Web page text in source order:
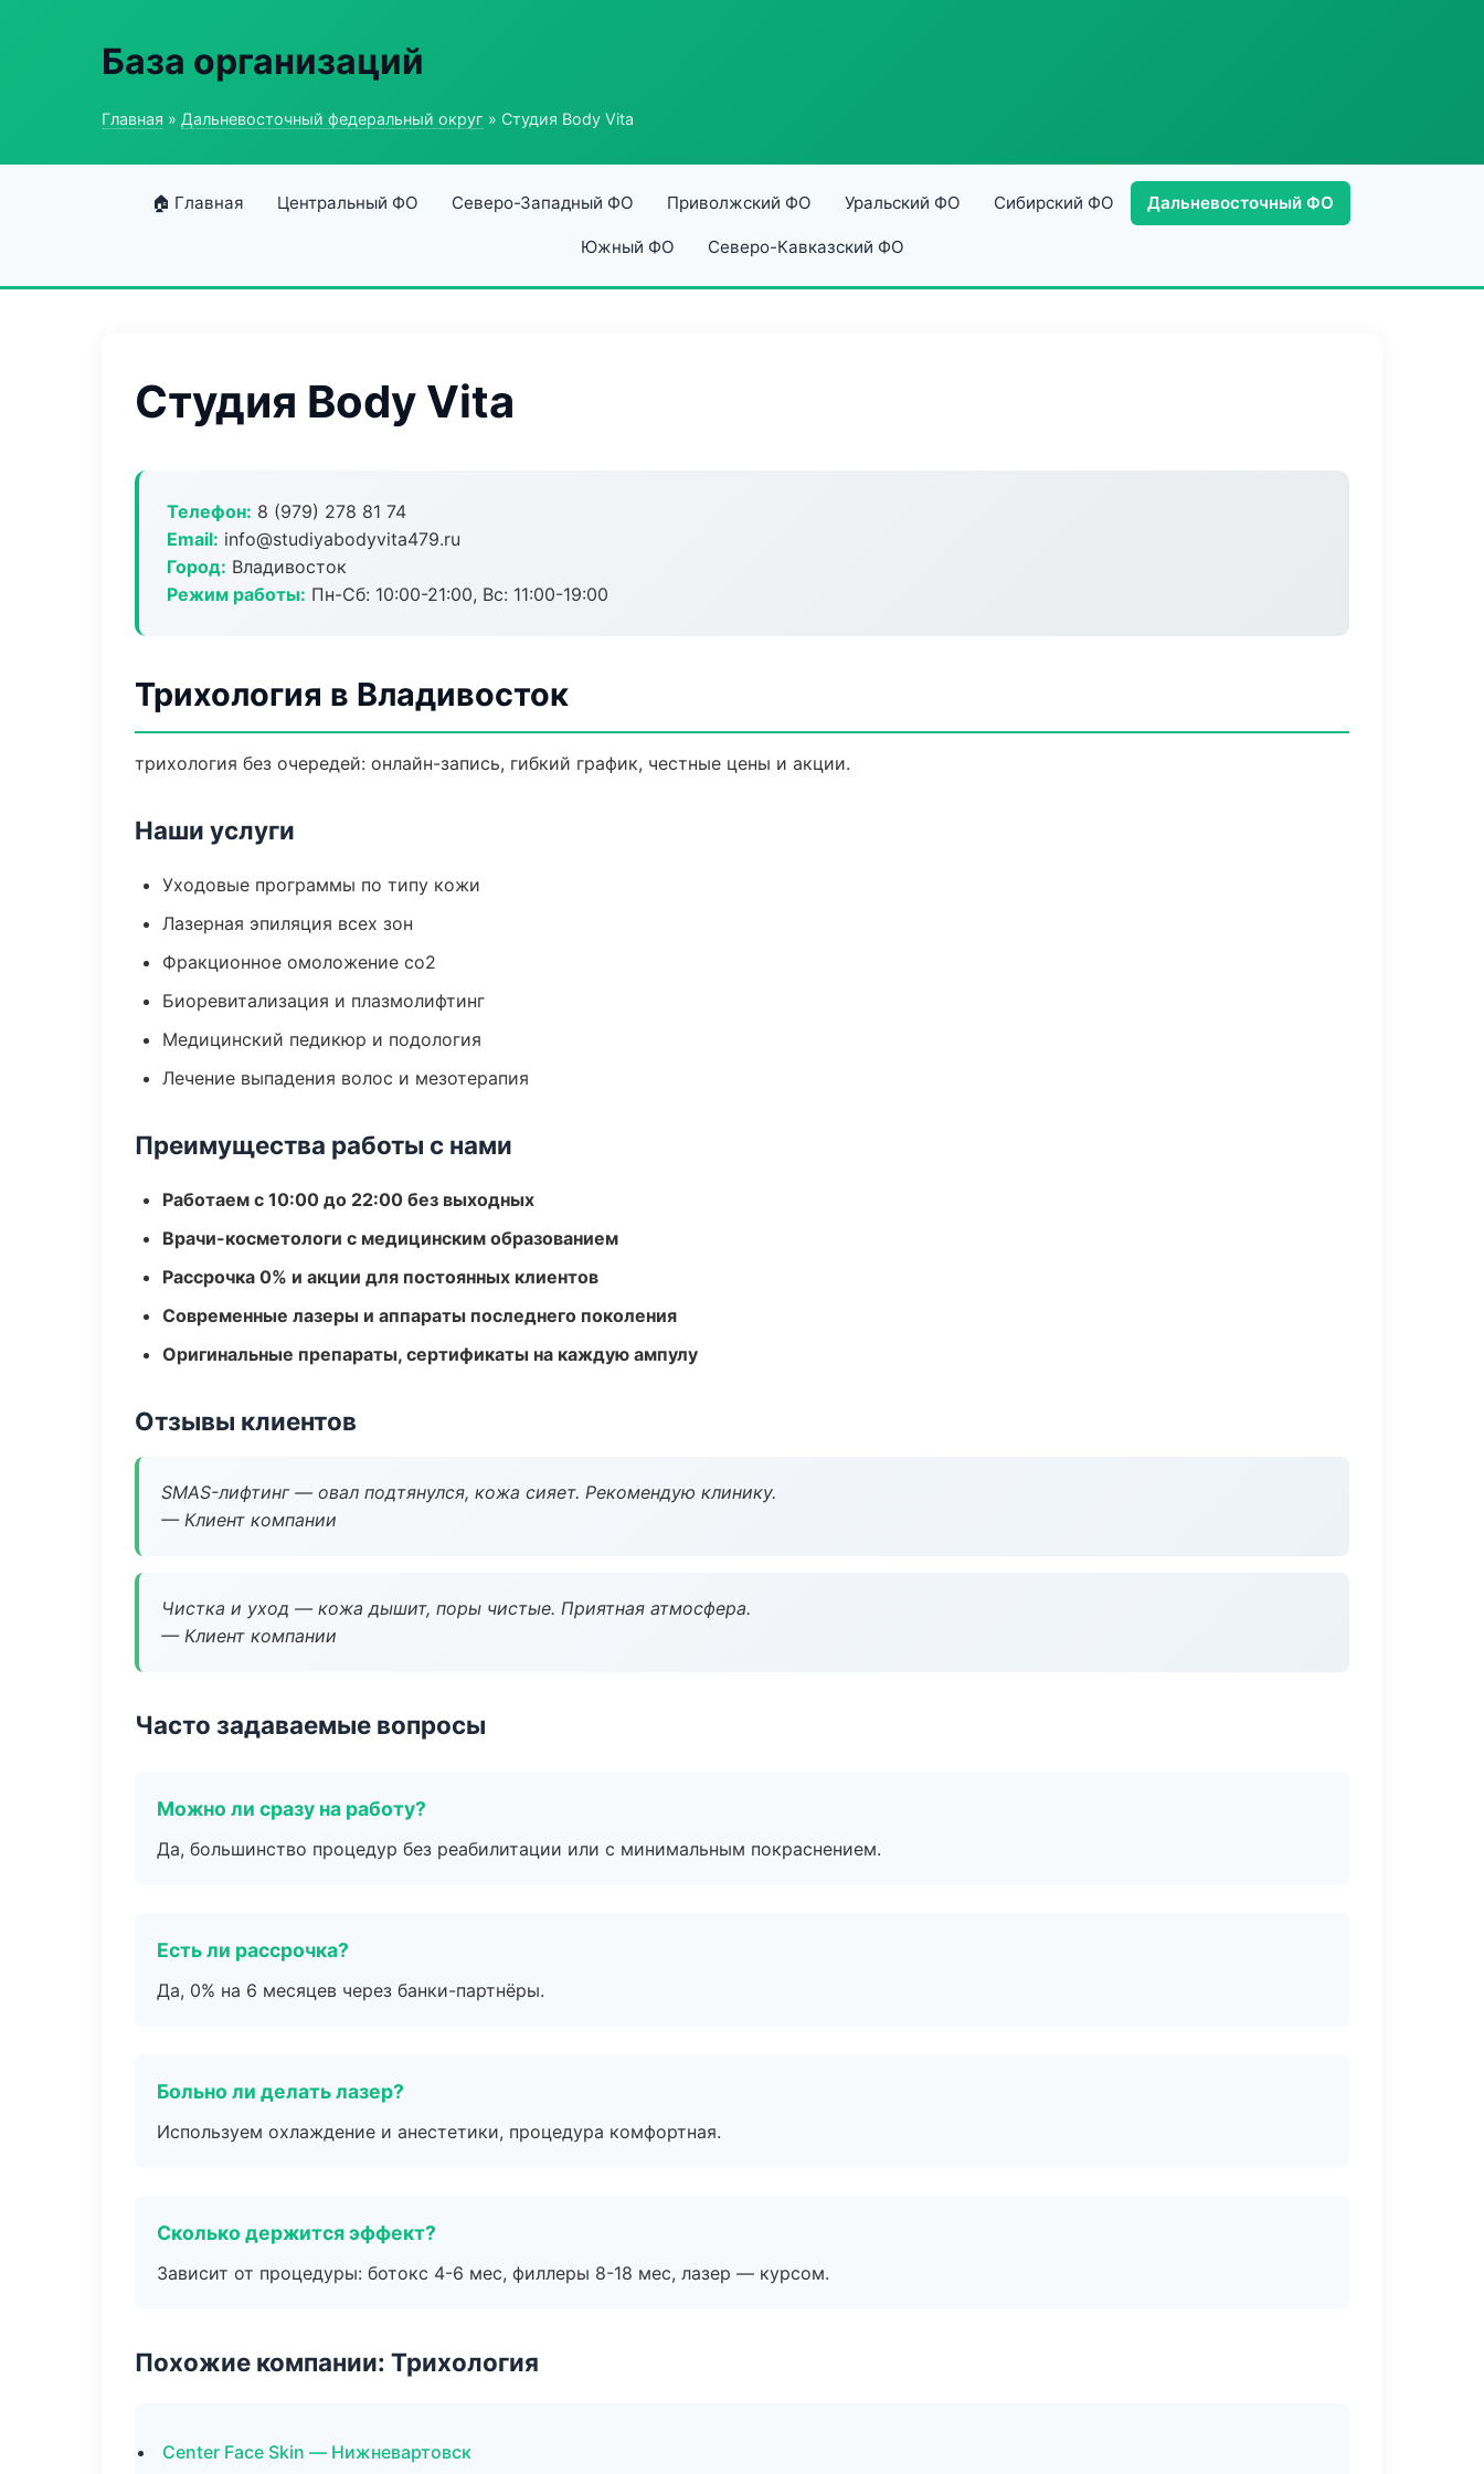
База организаций
Главная » Дальневосточный федеральный округ » Студия Body Vita
🏠 Главная Центральный ФО Северо-Западный ФО Приволжский ФО Уральский ФО Сибирский ФО Дальневосточный ФО
Южный ФО Северо-Кавказский ФО
Студия Body Vita
Телефон: 8 (979) 278 81 74
Email: info@studiyabodyvita479.ru
Город: Владивосток
Режим работы: Пн-Сб: 10:00-21:00, Вс: 11:00-19:00
Трихология в Владивосток
трихология без очередей: онлайн-запись, гибкий график, честные цены и акции.
Наши услуги
Уходовые программы по типу кожи
Лазерная эпиляция всех зон
Фракционное омоложение co2
Биоревитализация и плазмолифтинг
Медицинский педикюр и подология
Лечение выпадения волос и мезотерапия
Преимущества работы с нами
Работаем с 10:00 до 22:00 без выходных
Врачи-косметологи с медицинским образованием
Рассрочка 0% и акции для постоянных клиентов
Современные лазеры и аппараты последнего поколения
Оригинальные препараты, сертификаты на каждую ампулу
Отзывы клиентов
SMAS-лифтинг — овал подтянулся, кожа сияет. Рекомендую клинику.
— Клиент компании
Чистка и уход — кожа дышит, поры чистые. Приятная атмосфера.
— Клиент компании
Часто задаваемые вопросы
Можно ли сразу на работу?
Да, большинство процедур без реабилитации или с минимальным покраснением.
Есть ли рассрочка?
Да, 0% на 6 месяцев через банки-партнёры.
Больно ли делать лазер?
Используем охлаждение и анестетики, процедура комфортная.
Сколько держится эффект?
Зависит от процедуры: ботокс 4-6 мес, филлеры 8-18 мес, лазер — курсом.
Похожие компании: Трихология
Center Face Skin — Нижневартовск